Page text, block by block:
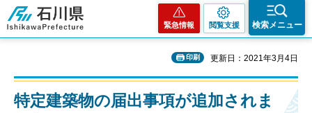
石川県
緊急情報 閲覧支援 検索メニュー
印刷 更新日：2021年3月4日
特定建築物の届出事項が追加されま